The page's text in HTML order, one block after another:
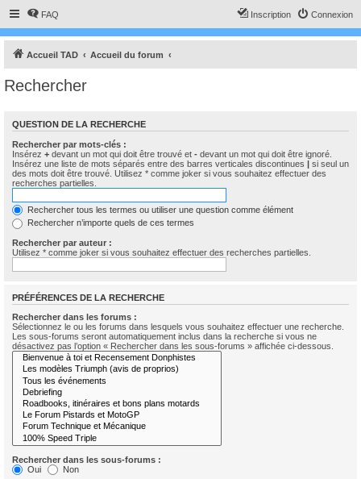
FAQ Connexion
Inscription
Accueil TAD Accueil du forum
Rechercher
QUESTION DE LA RECHERCHE
Rechercher par mots-clés :
Insérez + devant un mot qui doit être trouvé et - devant un mot qui doit être ignoré.
Insérez une liste de mots séparés entre des barres verticales discontinues | si seul un
des mots doit être trouvé. Utilisez * comme joker si vous souhaitez effectuer des
recherches partielles.
Rechercher tous les termes ou utiliser une question comme élément
Rechercher n’importe quels de ces termes
Rechercher par auteur :
Utilisez * comme joker si vous souhaitez effectuer des recherches partielles.
PRÉFÉRENCES DE LA RECHERCHE
Rechercher dans les forums :
Sélectionnez le ou les forums dans lesquels vous souhaitez effectuer une recherche.
Les sous-forums seront automatiquement inclus dans la recherche si vous ne
désactivez pas l’option « Rechercher dans les sous-forums » affichée ci-dessous.
Rechercher dans les sous-forums :
Oui
Non